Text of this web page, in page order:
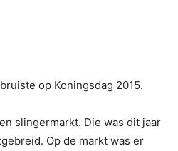
op Koningsdag 2015.
slingermarkt. Die was dit jaar
Op de markt was er